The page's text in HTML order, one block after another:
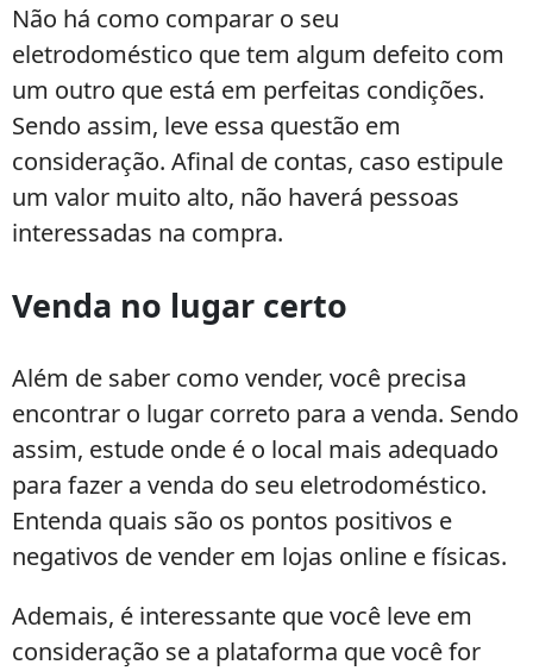
Não há como comparar o seu
eletrodoméstico que tem algum defeito com
um outro que está em perfeitas condições.
Sendo assim, leve essa questão em
consideração. Afinal de contas, caso estipule
um valor muito alto, não haverá pessoas
interessadas na compra.
Venda no lugar certo
Além de saber como vender, você precisa
encontrar o lugar correto para a venda. Sendo
assim, estude onde é o local mais adequado
para fazer a venda do seu eletrodoméstico.
Entenda quais são os pontos positivos e
negativos de vender em lojas online e físicas.
Ademais, é interessante que você leve em
consideração se a plataforma que você for